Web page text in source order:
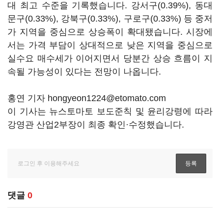
대 최고 수준을 기록했습니다. 강서구(0.39%), 동대
문구(0.33%), 강북구(0.33%), 구로구(0.33%) 등 중저
가 지역을 중심으로 상승폭이 확대됐습니다. 시장에
서는 가격 부담이 상대적으로 낮은 지역을 중심으로
실수요 매수세가 이어지면서 당분간 상승 흐름이 지
속될 가능성이 있다는 전망이 나옵니다.
홍연 기자 hongyeon1224@etomato.com
이 기사는 뉴스토마토 보도준칙 및 윤리강령에 따라
강영관 산업2부장이 최종 확인·수정했습니다.
댓글 0